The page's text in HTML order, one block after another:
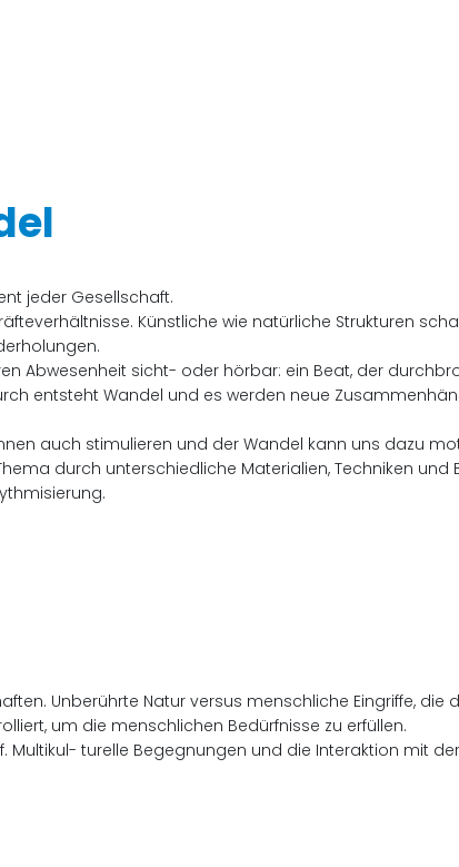
jeder Gesellschaft.
Künstliche wie natürliche Strukturen
Abwesenheit sicht- oder hörbar: ein Beat, der
entsteht Wandel und es werden neue
auch stimulieren und der Wandel kann uns dazu
durch unterschiedliche Materialien, Techniken
Unberührte Natur versus menschliche Eingriffe,
um die menschlichen Bedürfnisse zu erfüllen.
Multikul- turelle Begegnungen und die Interaktion mit